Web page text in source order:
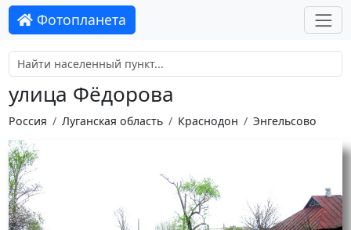
Фотопланета
улица Фёдорова
Россия Луганская область Краснодон Энгельсово